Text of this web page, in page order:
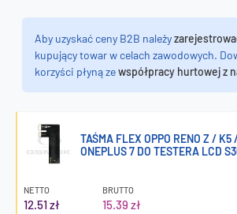
Aby uzyskać ceny B2B należy
kupujący towar w celach zawodowych.
korzyści płyną zewspółpracy hurtowej z
TAŚMA FLEX OPPO RENO Z /
ONEPLUS 7 DO TESTERA LCD
NETTO
12.51 zł
BRUTTO
15.39 zł